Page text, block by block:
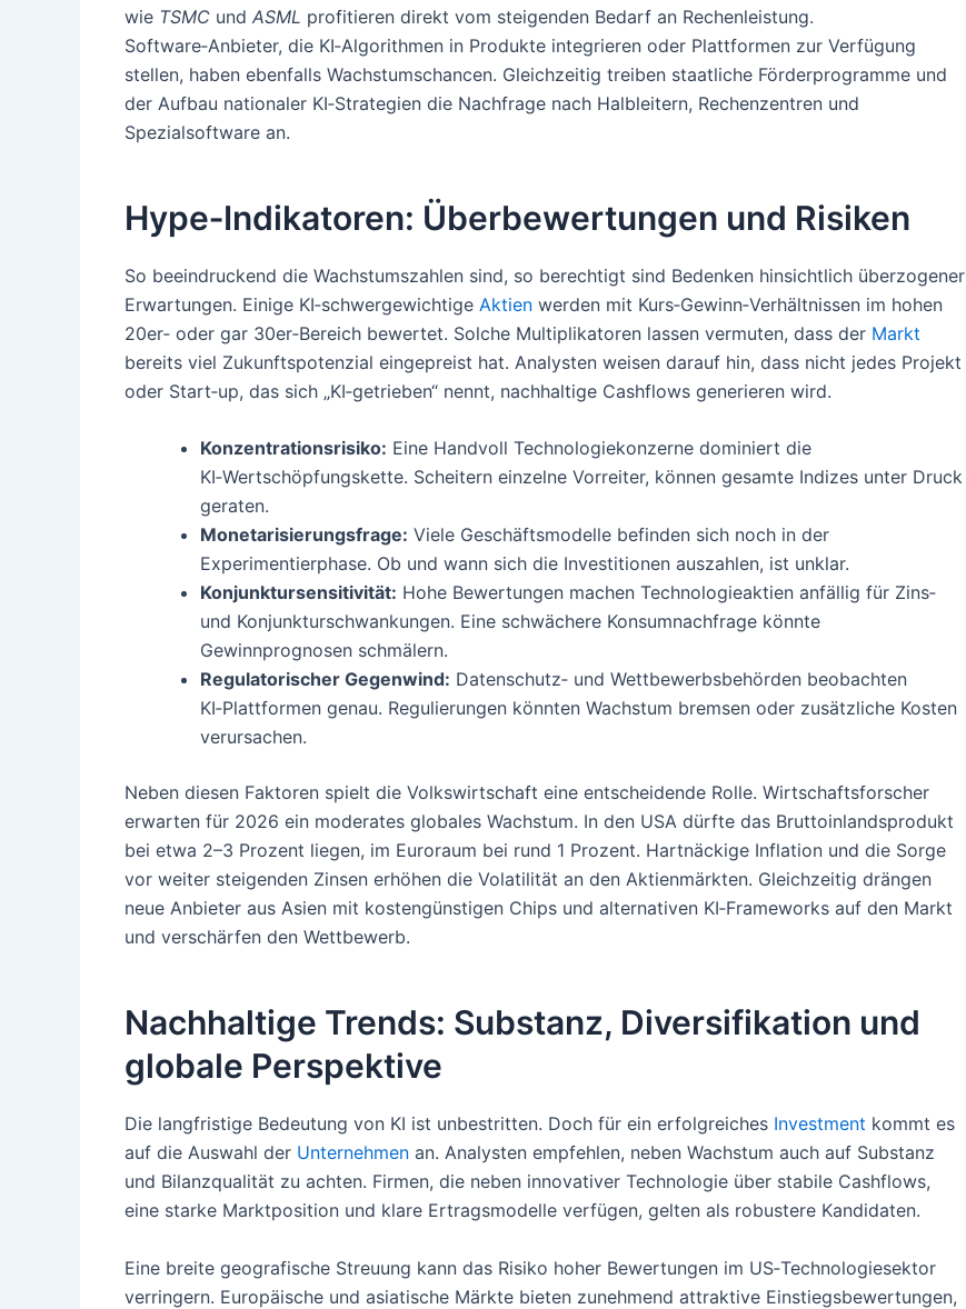
wie TSMC und ASML profitieren direkt vom steigenden Bedarf an Rechenleistung.
Software‑Anbieter, die KI‑Algorithmen in Produkte integrieren oder Plattformen zur Verfügung
stellen, haben ebenfalls Wachstumschancen. Gleichzeitig treiben staatliche Förderprogramme und
der Aufbau nationaler KI‑Strategien die Nachfrage nach Halbleitern, Rechenzentren und
Spezialsoftware an.
Hype‑Indikatoren: Überbewertungen und Risiken
So beeindruckend die Wachstumszahlen sind, so berechtigt sind Bedenken hinsichtlich überzogener
Erwartungen. Einige KI‑schwergewichtige Aktien werden mit Kurs‑Gewinn‑Verhältnissen im hohen
20er‑ oder gar 30er‑Bereich bewertet. Solche Multiplikatoren lassen vermuten, dass der Markt
bereits viel Zukunftspotenzial eingepreist hat. Analysten weisen darauf hin, dass nicht jedes Projekt
oder Start‑up, das sich „KI‑getrieben“ nennt, nachhaltige Cashflows generieren wird.
Konzentrationsrisiko: Eine Handvoll Technologiekonzerne dominiert die
KI‑Wertschöpfungskette. Scheitern einzelne Vorreiter, können gesamte Indizes unter Druck
geraten.
Monetarisierungsfrage: Viele Geschäftsmodelle befinden sich noch in der
Experimentierphase. Ob und wann sich die Investitionen auszahlen, ist unklar.
Konjunktursensitivität: Hohe Bewertungen machen Technologieaktien anfällig für Zins‑
und Konjunkturschwankungen. Eine schwächere Konsumnachfrage könnte
Gewinnprognosen schmälern.
Regulatorischer Gegenwind: Datenschutz‑ und Wettbewerbsbehörden beobachten
KI‑Plattformen genau. Regulierungen könnten Wachstum bremsen oder zusätzliche Kosten
verursachen.
Neben diesen Faktoren spielt die Volkswirtschaft eine entscheidende Rolle. Wirtschaftsforscher
erwarten für 2026 ein moderates globales Wachstum. In den USA dürfte das Bruttoinlandsprodukt
bei etwa 2–3 Prozent liegen, im Euroraum bei rund 1 Prozent. Hartnäckige Inflation und die Sorge
vor weiter steigenden Zinsen erhöhen die Volatilität an den Aktienmärkten. Gleichzeitig drängen
neue Anbieter aus Asien mit kostengünstigen Chips und alternativen KI‑Frameworks auf den Markt
und verschärfen den Wettbewerb.
Nachhaltige Trends: Substanz, Diversifikation und
globale Perspektive
Die langfristige Bedeutung von KI ist unbestritten. Doch für ein erfolgreiches Investment kommt es
auf die Auswahl der Unternehmen an. Analysten empfehlen, neben Wachstum auch auf Substanz
und Bilanzqualität zu achten. Firmen, die neben innovativer Technologie über stabile Cashflows,
eine starke Marktposition und klare Ertragsmodelle verfügen, gelten als robustere Kandidaten.
Eine breite geografische Streuung kann das Risiko hoher Bewertungen im US‑Technologiesektor
verringern. Europäische und asiatische Märkte bieten zunehmend attraktive Einstiegsbewertungen,